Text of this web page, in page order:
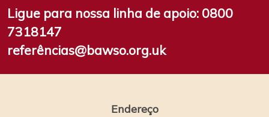
Ligue para nossa linha de apoio: 0800
7318147
referências@bawso.org.uk
Endereço